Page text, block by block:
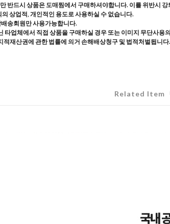
반드시 상품은 도매찜에서 구매하셔야합니다. 이를 위반시
상업적, 개인적인 용도로 사용하실 수 없습니다.
송회원만 사용가능합니다.
타업체에서 직접 상품을 구매하실 경우 또는 이미지 무단사용
적재산권에 관한 법률에 의거 손해배상청구 및 법적처벌됩니다.
Related Item